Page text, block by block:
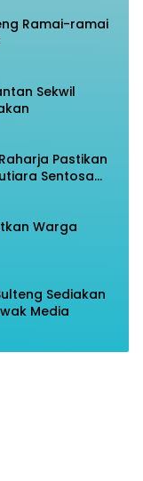
Ramai-ramai
Sekwil
Pastikan
Sentosa
Warga
Sediakan
Media